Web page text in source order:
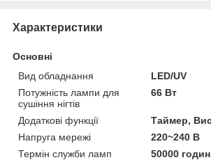
Характеристики
Основні
Вид обладнання
LED/UV
Потужність лампи для
сушіння нігтів
66 Вт
Додаткові функції
Таймер,
Напруга мережі
220~240 В
Термін служби ламп
50000 годин